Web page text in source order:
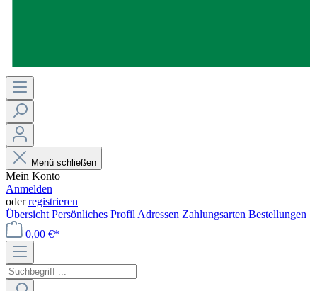
Menü schließen
Mein Konto
Anmelden
oderregistrieren
Übersicht Persönliches Profil Adressen Zahlungsarten Bestellungen
0,00 €*